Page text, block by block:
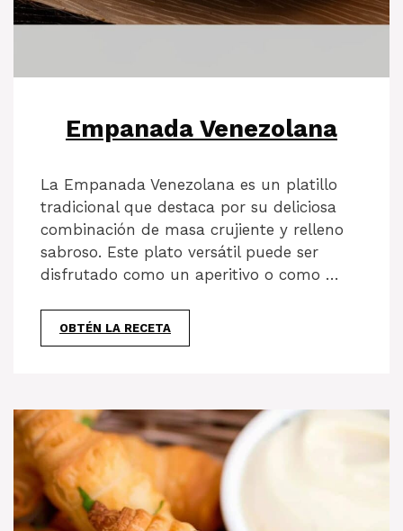
Empanada Venezolana
La Empanada Venezolana es un platillo
tradicional que destaca por su deliciosa
combinación de masa crujiente y relleno
sabroso. Este plato versátil puede ser
disfrutado como un aperitivo o como …
OBTÉN LA RECETA